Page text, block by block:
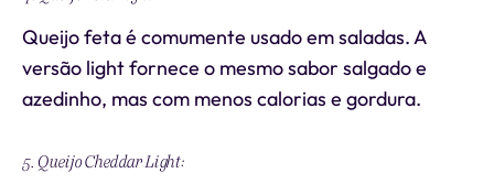
Queijo feta é comumente usado em saladas. A
versão light fornece o mesmo sabor salgado e
azedinho, mas com menos calorias e gordura.
5. Queijo Cheddar Light: